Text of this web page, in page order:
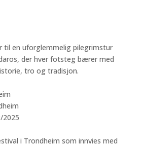
til en uforglemmelig pilegrimstur
der hver fotsteg bærer med
tro og tradisjon.
2025
i Trondheim som innvies med